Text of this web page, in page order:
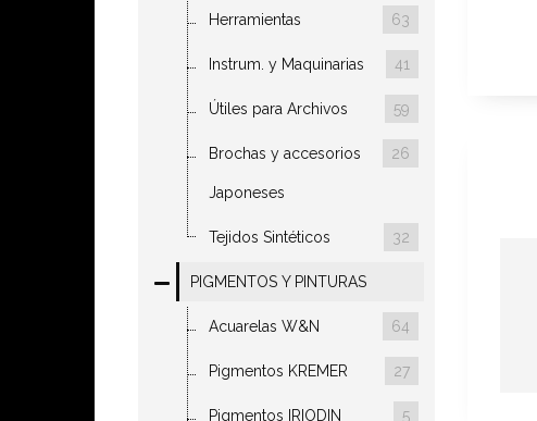
Herramientas 63
Instrum. y Maquinarias 41
Útiles para Archivos 59
Brochas y accesorios
Japoneses
26
Tejidos Sintéticos 32
PIGMENTOS Y PINTURAS
Acuarelas W&N 64
Pigmentos KREMER 27
Pigmentos IRIODIN 5